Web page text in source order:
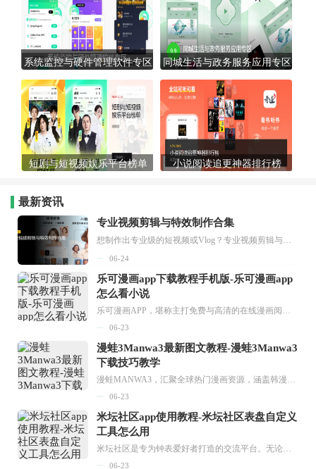
系统监控与硬件管理软件专区 同城生活与政务服务应用专区
短剧与短视频娱乐平台榜单 小说阅读追更神器排行榜
最新资讯
专业视频剪辑与特效制作合集
想制作出专业级的短视频或Vlog？专业视频剪辑与特效制作大全专题为你提供了从剪辑、抠像到特效包装的全套解决方案。无论是添加炫酷的片头、进行精准的视频抠图，还是制...
06-24
乐可漫画app下载教程手机版-乐可漫画app
怎么看小说
乐可漫画APP，堪称主打免费与高清的在线漫画阅读神器。其官方版提供海量完整版漫画资源，无论是国内漫画，还是日漫、韩漫、台漫、美漫等国外漫画，应有尽有，随时供你阅读。只需轻点一下，便能直接进入阅读界面。不仅如此，乐可漫画最新版本更新速度极快，在这里，你总能抢先看到全网一手漫画章节内容！...
06-23
漫蛙3Manwa3最新图文教程-漫蛙3Manwa3
下载技巧教学
漫蛙MANWA3，汇聚全球热门漫画资源，涵盖韩漫、欧美漫画、国漫等多种类型，题材丰富多样，全方位满足用户阅读喜好。它不仅是阅读平台，更是创作平台，为广大用户打造零门槛创作环境。...
06-23
米坛社区app使用教程-米坛社区表盘自定义
工具怎么用
米坛社区是专为钟表爱好者打造的交流平台。无论你是初涉钟表领域的普通爱好者，还是拥有多年收藏经验的资深玩家，都能在此找到属于自己的天地。 无需注册，就能轻松参与其中。通过专业的讨论论坛与丰富的交互功能，你可与世界各地的钟表爱好者畅快交流。若你钟情于钟表，米坛社区无疑是值得一试的理想之选。在这里，你能获取最新的手表资讯，交流见解，提升鉴赏品味，让每一块手表都成为收藏故事中重要的一部分。感兴趣的朋友，不要错过下载机会。...
06-23